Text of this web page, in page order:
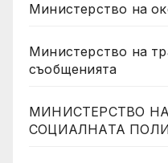
Министерство на
Министерство на
съобщенията
МИНИСТЕРСТВО
СОЦИАЛНАТА